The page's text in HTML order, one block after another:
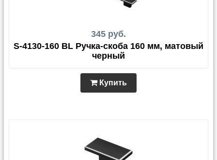
345 руб.
S-4130-160 BL Ручка-скоба 160 мм, матовый
черный
Купить